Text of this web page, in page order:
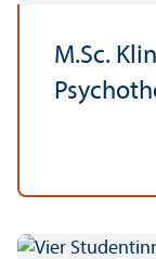
M.Sc.